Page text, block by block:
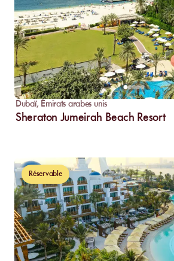
Dubaï, Émirats arabes unis
Sheraton Jumeirah Beach Resort
Réservable